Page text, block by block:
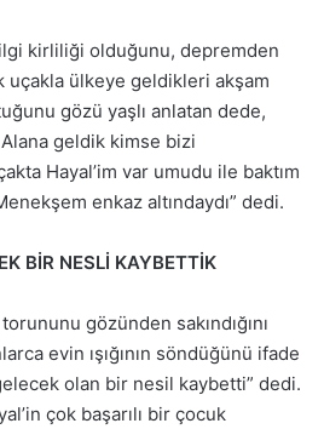
kirliliği olduğunu, depremden
ülkeye geldikleri akşam
gözü yaşlı anlatan dede,
geldik kimse bizi
Hayal’im var umudu ile baktım
enkaz altındaydı” dedi.
BİR NESLİ KAYBETTİK
gözünden sakındığını
evin ışığının söndüğünü ifade
olan bir nesil kaybetti” dedi.
çok başarılı bir çocuk